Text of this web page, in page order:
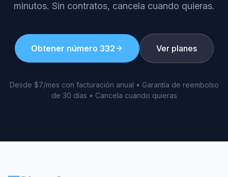
minutos. Sin contratos, cancela cuando quieras.
Obtener número 332 Ver planes
Desde $7/mes con facturación anual • Garantía de reembolso
de 30 días • Cancela cuando quieras